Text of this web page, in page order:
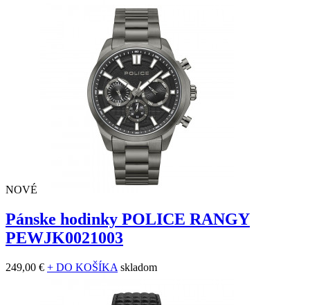
NOVÉ
Pánske hodinky POLICE RANGY
PEWJK0021003
249,00 € + DO KOŠÍKA skladom